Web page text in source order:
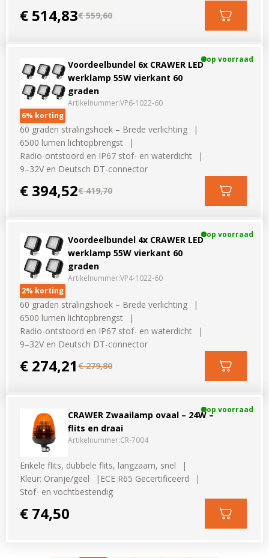
€ 559,60
€ 514,83
Voordeelbundel 6x CRAWER LED
werklamp 55W vierkant 60
graden
Artikelnummer:VP6-1022-60
op voorraad
6% korting
60 graden stralingshoek – Brede verlichting
6500 lumen lichtopbrengst
Radio-ontstoord en IP67 stof- en waterdicht
9–32V en Deutsch DT-connector
€ 419,70
€ 394,52
Voordeelbundel 4x CRAWER LED
werklamp 55W vierkant 60
graden
Artikelnummer:VP4-1022-60
op voorraad
2% korting
60 graden stralingshoek – Brede verlichting
6500 lumen lichtopbrengst
Radio-ontstoord en IP67 stof- en waterdicht
9–32V en Deutsch DT-connector
€ 279,80
€ 274,21
CRAWER Zwaailamp ovaal – 24W –
flits en draai
Artikelnummer:CR-7004
op voorraad
Enkele flits, dubbele flits, langzaam, snel
Kleur: Oranje/geel
ECE R65 Gecertificeerd
Stof- en vochtbestendig
€ 74,50